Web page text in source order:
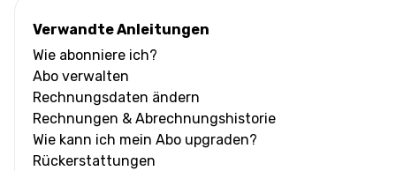
Verwandte Anleitungen
Wie abonniere ich?
Abo verwalten
Rechnungsdaten ändern
Rechnungen & Abrechnungshistorie
Wie kann ich mein Abo upgraden?
Rückerstattungen